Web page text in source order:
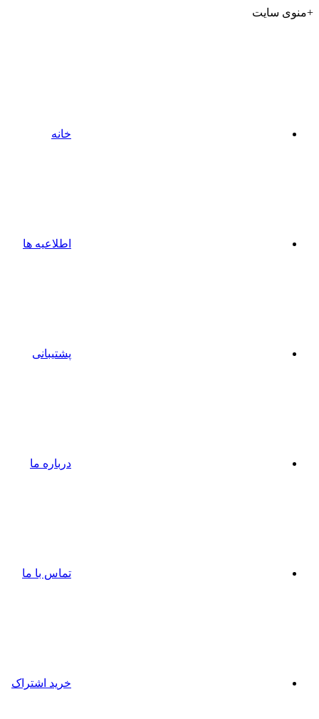
+منوی سایت
خانه
اطلاعیه ها
پشتیبانی
درباره ما
تماس با ما
خرید اشتراک